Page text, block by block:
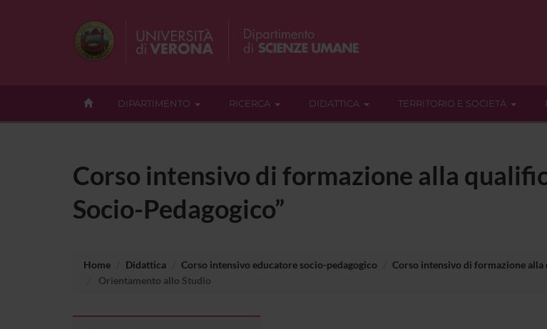
DIPARTIMENTO RICERCA DIDATTICA TERRITORIO E SOCIETÀ
Corso intensivo di formazione alla
Socio-Pedagogico”
Home Didattica Corso intensivo educatore socio-pedagogico
Corso intensivo di formazione alla
Orientamento allo Studio